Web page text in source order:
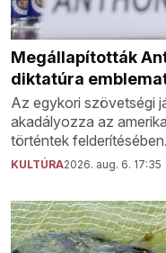
Megállapították
diktatúra
Az egykori szövetségi
akadályozza az
történtek felderítésében.
KULTÚRA2026. aug. 6. 17:35